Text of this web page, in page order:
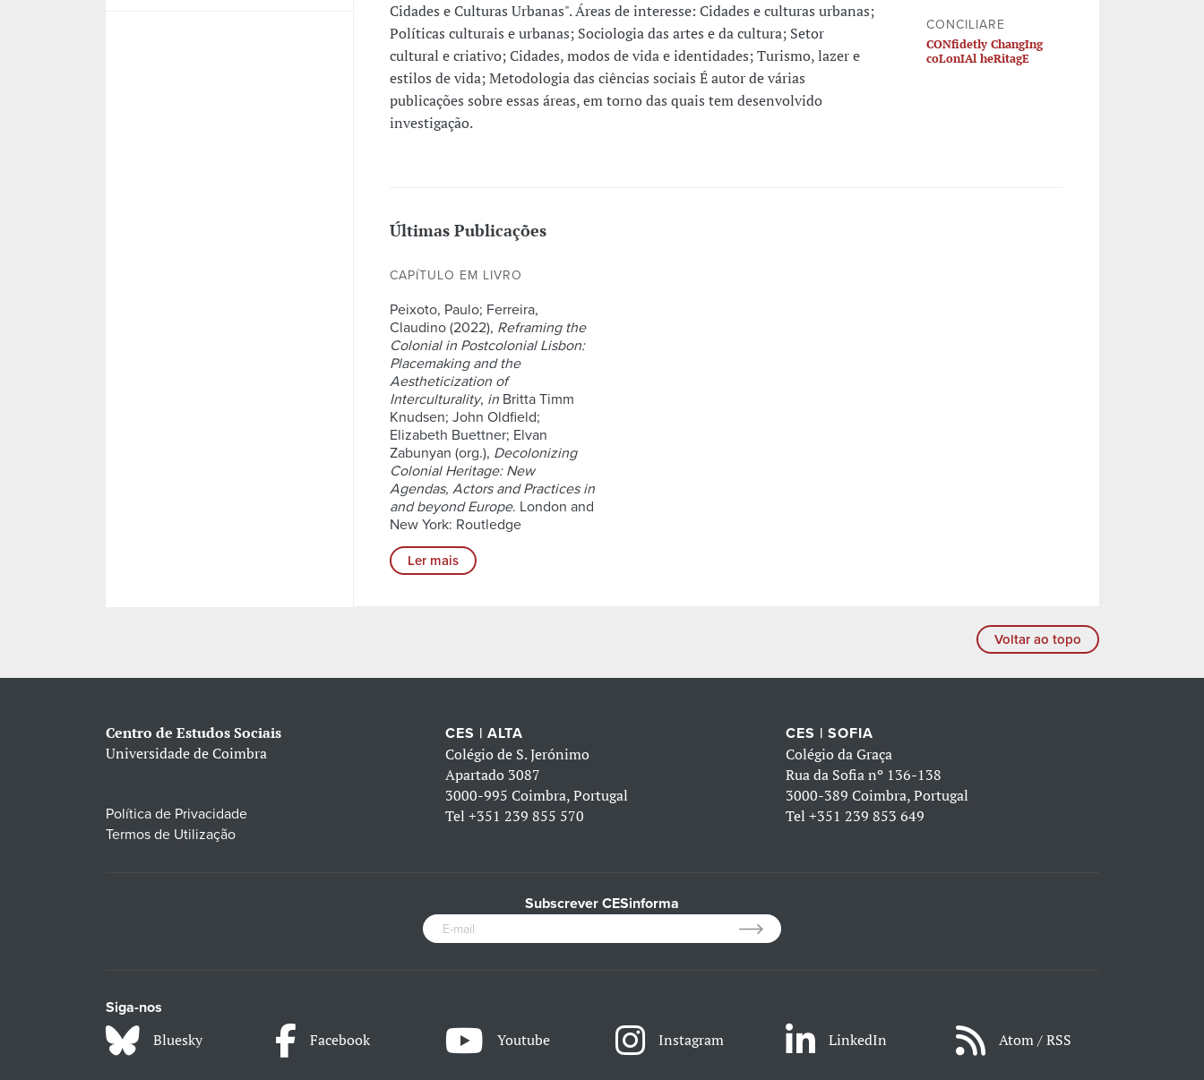
Cidades e Culturas Urbanas". Áreas de interesse: Cidades e culturas urbanas;
Políticas culturais e urbanas; Sociologia das artes e da cultura; Setor
cultural e criativo; Cidades, modos de vida e identidades; Turismo, lazer e
estilos de vida; Metodologia das ciências sociais É autor de várias
publicações sobre essas áreas, em torno das quais tem desenvolvido
investigação.
CONCILIARE
CONfidetly ChangIng
coLonIAl heRitagE
Últimas Publicações
CAPÍTULO EM LIVRO
Peixoto, Paulo; Ferreira,
Claudino (2022), Reframing the
Colonial in Postcolonial Lisbon:
Placemaking and the
Aestheticization of
Interculturality, inBritta Timm
Knudsen; John Oldfield;
Elizabeth Buettner; Elvan
Zabunyan (org.), Decolonizing
Colonial Heritage: New
Agendas, Actors and Practices in
and beyond Europe. London and
New York: Routledge
Ler mais
Voltar ao topo
Centro de Estudos Sociais
Universidade de Coimbra
Política de Privacidade
Termos de Utilização
CES | ALTA
Colégio de S. Jerónimo
Apartado 3087
3000-995 Coimbra, Portugal
Tel+351 239 855 570
CES | SOFIA
Colégio da Graça
Rua da Sofia nº 136-138
3000-389 Coimbra, Portugal
Tel +351 239 853 649
Subscrever CESinforma
Siga-nos
Bluesky Facebook Youtube Instagram LinkedIn Atom / RSS